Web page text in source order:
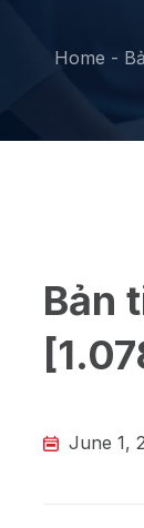
Home -
Bản
June 1,